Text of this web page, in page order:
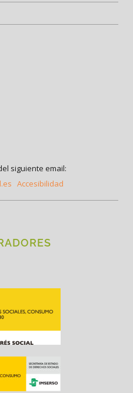
siguiente email:
Accesibilidad